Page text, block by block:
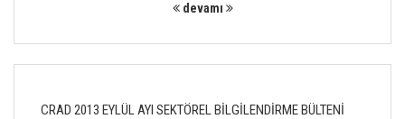
devamı
CRAD 2013 EYLÜL AYI SEKTÖREL BİLGİLENDİRME BÜLTENİ